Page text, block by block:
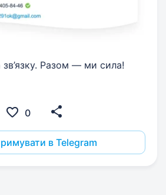
Разом — ми сила!
0
в Telegram